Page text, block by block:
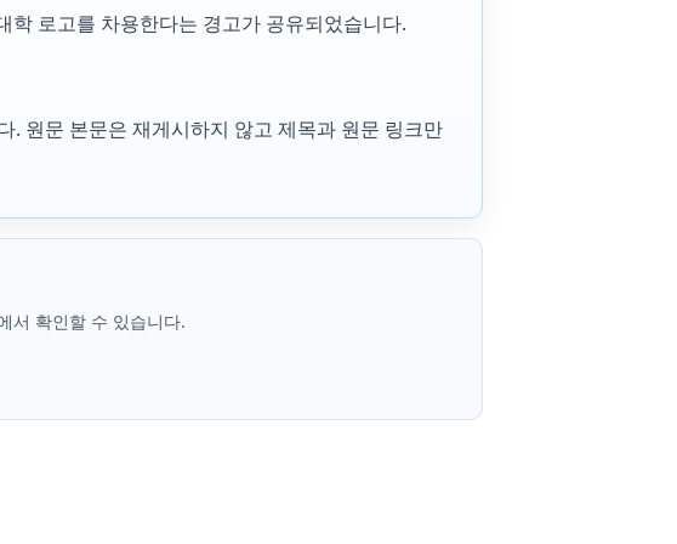
로고를 차용한다는 경고가 공유되었습니다.
원문 본문은 재게시하지 않고 제목과 원문 링크만
서 확인할 수 있습니다.